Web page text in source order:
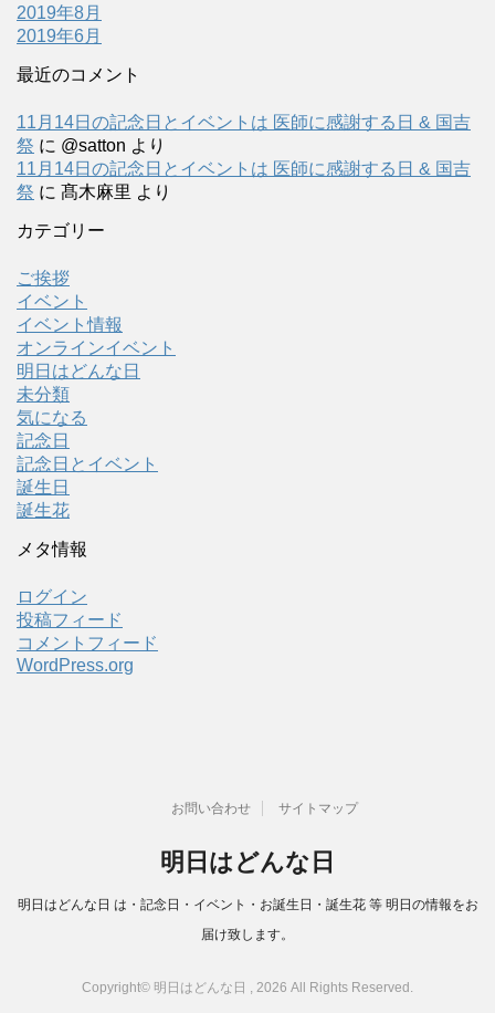
2019年8月
2019年6月
最近のコメント
11月14日の記念日とイベントは 医師に感謝する日 & 国吉
祭 に @satton より
11月14日の記念日とイベントは 医師に感謝する日 & 国吉
祭 に 髙木麻里 より
カテゴリー
ご挨拶
イベント
イベント情報
オンラインイベント
明日はどんな日
未分類
気になる
記念日
記念日とイベント
誕生日
誕生花
メタ情報
ログイン
投稿フィード
コメントフィード
WordPress.org
お問い合わせ サイトマップ
明日はどんな日
明日はどんな日 は・記念日・イベント・お誕生日・誕生花 等 明日の情報をお
届け致します。
Copyright© 明日はどんな日 , 2026 All Rights Reserved.